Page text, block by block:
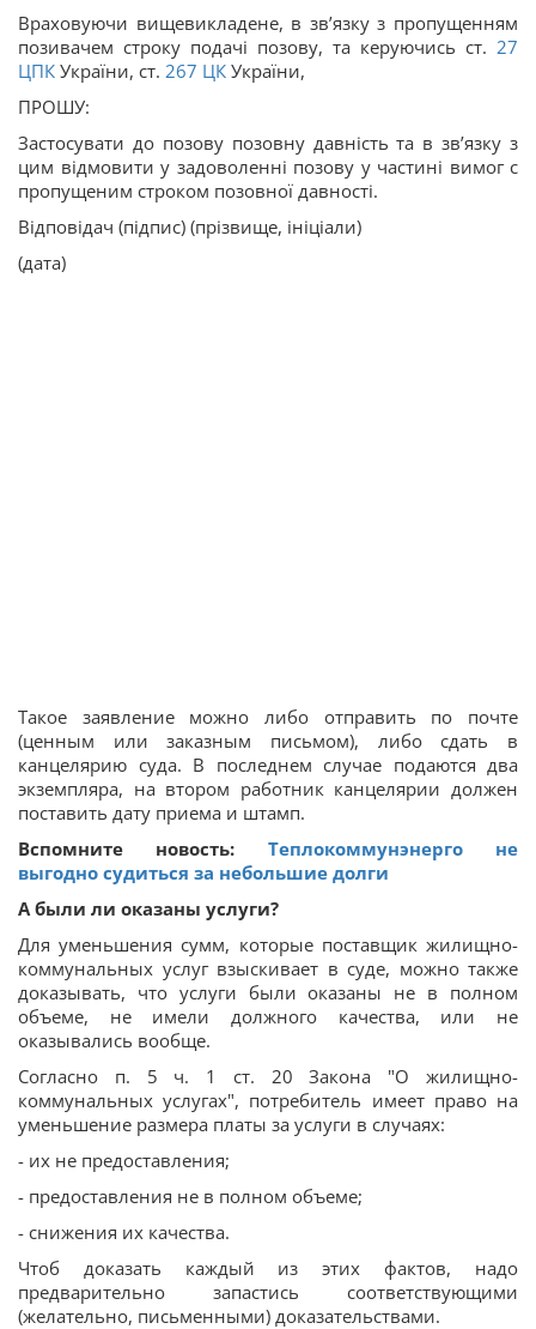
Враховуючи вищевикладене, в зв’язку з пропущенням
позивачем строку подачі позову, та керуючись ст. 27
ЦПК України, ст. 267 ЦК України,
ПРОШУ:
Застосувати до позову позовну давність та в зв’язку з
цим відмовити у задоволенні позову у частині вимог с
пропущеним строком позовної давності.
Відповідач (підпис) (прізвище, ініціали)
(дата)
Такое заявление можно либо отправить по почте
(ценным или заказным письмом), либо сдать в
канцелярию суда. В последнем случае подаются два
экземпляра, на втором работник канцелярии должен
поставить дату приема и штамп.
Вспомните новость: Теплокоммунэнерго не
выгодно судиться за небольшие долги
А были ли оказаны услуги?
Для уменьшения сумм, которые поставщик жилищно-
коммунальных услуг взыскивает в суде, можно также
доказывать, что услуги были оказаны не в полном
объеме, не имели должного качества, или не
оказывались вообще.
Согласно п. 5 ч. 1 ст. 20 Закона "О жилищно-
коммунальных услугах", потребитель имеет право на
уменьшение размера платы за услуги в случаях:
- их не предоставления;
- предоставления не в полном объеме;
- снижения их качества.
Чтоб доказать каждый из этих фактов, надо
предварительно запастись соответствующими
(желательно, письменными) доказательствами.